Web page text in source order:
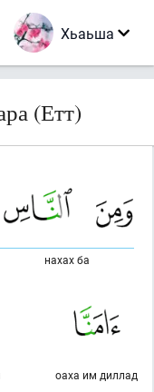
Хьаьша
(Етт)
нахах ба
оаха им диллад